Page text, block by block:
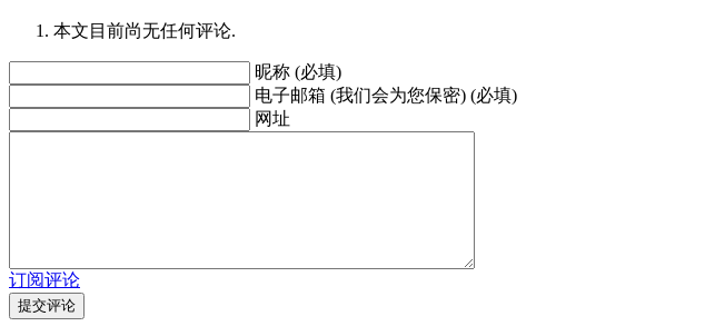
本文目前尚无任何评论.
昵称 (必填)
电子邮箱 (我们会为您保密) (必填)
网址
订阅评论